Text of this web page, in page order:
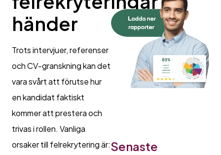
händer
Trots intervjuer, referenser
och CV-granskning kan det
vara svårt att förutse hur
en kandidat faktiskt
kommer att prestera och
trivas i rollen. Vanliga
orsaker till felrekrytering är:Senaste